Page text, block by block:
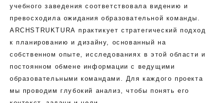
учебного заведения соответствовала видению и
превосходила ожидания образовательной команды.
ARCHSTRUKTURA практикует стратегический подход
к планированию и дизайну, основанный на
собственном опыте, исследованиях в этой области и
постоянном обмене информации с ведущими
образовательными командами. Для каждого проекта
мы проводим глубокий анализ, чтобы понять его